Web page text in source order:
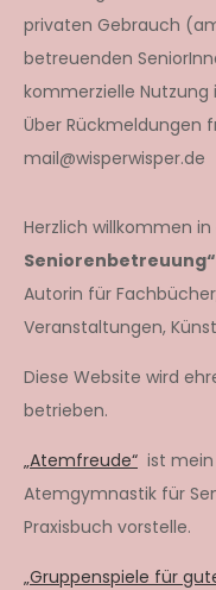
privaten Gebrauch
betreuenden
kommerzielle Nutzung
Über Rückmeldungen
mail@wisperwisper.de
Herzlich willkommen in
Seniorenbetreuung“
Autorin für
Veranstaltungen,
Diese Website wird
betrieben.
„Atemfreude“ ist
Atemgymnastik für
Praxisbuch vorstelle.
„Gruppenspiele für